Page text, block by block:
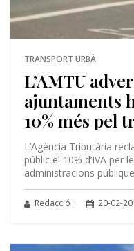
TRANSPORT URBÀ
L’AMTU
ajuntaments
10% més pel
L’Agència Tributària
públic el 10% d’IVA per
administracions
Redacció | 20-02-